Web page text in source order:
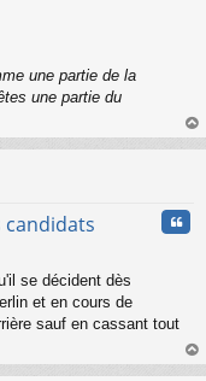
une partie de la
une partie du
au
candidats
se décident dès
et en cours de
sauf en cassant tout
au